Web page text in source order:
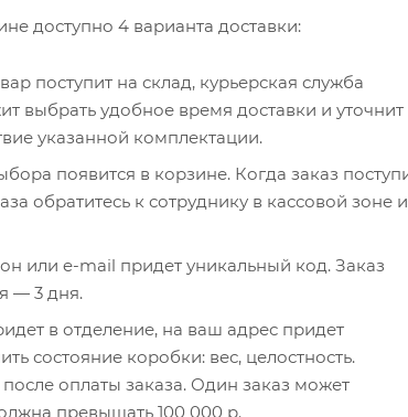
доступно 4 варианта доставки:
поступит на склад, курьерская служба
выбрать удобное время доставки и уточнит
указанной комплектации.
появится в корзине. Когда заказ
обратитесь к сотруднику в кассовой зоне и
или e-mail придет уникальный код. Заказ
— 3 дня.
в отделение, на ваш адрес придет
состояние коробки: вес, целостность.
оплаты заказа. Один заказ может
превышать 100 000 р.